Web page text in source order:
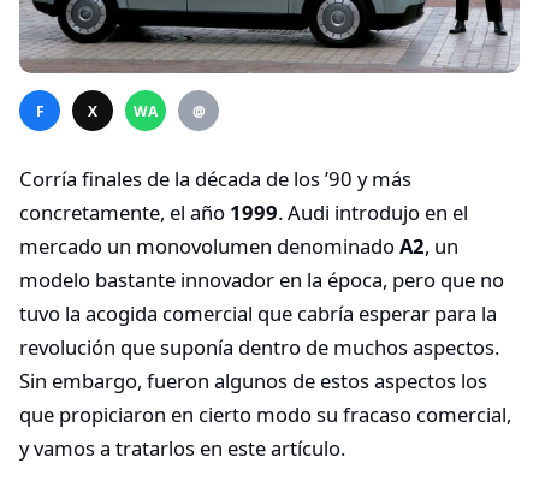
F X WA @
Corría finales de la década de los ’90 y más
concretamente, el año 1999. Audi introdujo en el
mercado un monovolumen denominadoA2, un
modelo bastante innovador en la época, pero que no
tuvo la acogida comercial que cabría esperar para la
revolución que suponía dentro de muchos aspectos.
Sin embargo, fueron algunos de estos aspectos los
que propiciaron en cierto modo su fracaso comercial,
y vamos a tratarlos en este artículo.